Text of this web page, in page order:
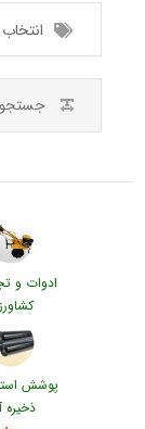
ادوات و
پوشش
ذخیره